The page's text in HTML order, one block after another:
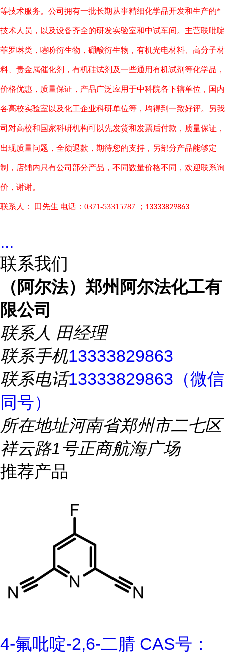
等技术服务。公司拥有一批长期从事精细化学品开发和生产的*
技术人员，以及设备齐全的研发实验室和中试车间。主营联吡啶
菲罗啉类，噻吩衍生物，硼酸衍生物，有机光电材料、高分子材
料、贵金属催化剂，有机硅试剂及一些通用有机试剂等化学品，
价格优惠，质量保证，产品广泛应用于中科院各下辖单位，国内
各高校实验室以及化工企业科研单位等，均得到一致好评。另我
司对高校和国家科研机构可以先发货和发票后付款，质量保证，
出现质量问题，全额退款，期待您的支持，另部分产品能够定
制，店铺内只有公司部分产品，不同数量价格不同，欢迎联系询
价，谢谢。
联系人： 田先生 电话：0371-53315787 ； 13333829863
...
联系我们
（阿尔法）郑州阿尔法化工有
限公司
联系人 田经理
联系手机13333829863
联系电话13333829863（微信
同号）
所在地址河南省郑州市二七区
祥云路1号正商航海广场
推荐产品
4-氟吡啶-2,6-二腈 CAS号：